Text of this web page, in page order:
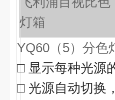
灯箱
YQ60（5）分色
□ 显示每种光源
□ 光源自动切换